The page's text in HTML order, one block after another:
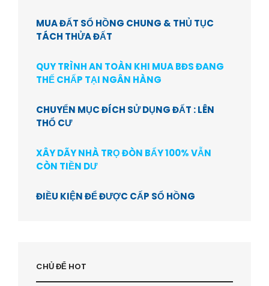
MUA ĐẤT SỔ HỒNG CHUNG & THỦ TỤC
TÁCH THỬA ĐẤT
QUY TRÌNH AN TOÀN KHI MUA BĐS ĐANG
THẾ CHẤP TẠI NGÂN HÀNG
CHUYỂN MỤC ĐÍCH SỬ DỤNG ĐẤT : LÊN
THỔ CƯ
XÂY DÃY NHÀ TRỌ ĐÒN BẨY 100% VẪN
CÒN TIỀN DƯ
ĐIỀU KIỆN ĐỂ ĐƯỢC CẤP SỔ HỒNG
CHỦ ĐỂ HOT